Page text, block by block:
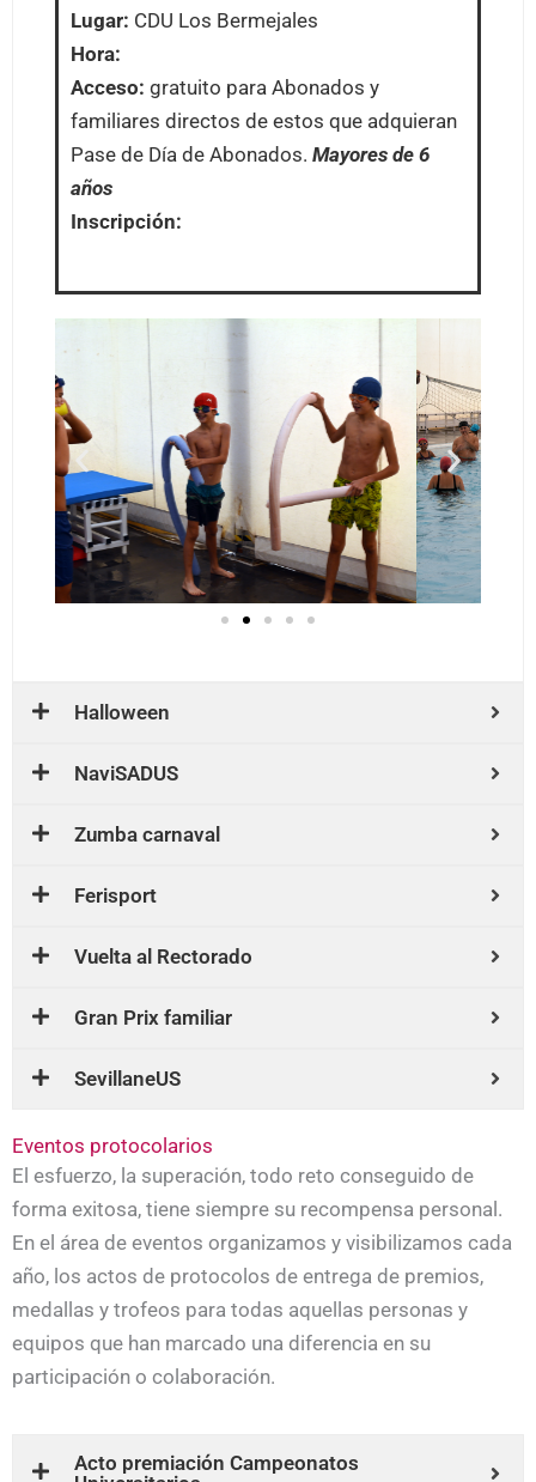
Lugar: CDU Los Bermejales
Hora:
Acceso: gratuito para Abonados y
familiares directos de estos que adquieran
Pase de Día de Abonados. Mayores de 6
años
Inscripción:
Halloween
NaviSADUS
Zumba carnaval
Ferisport
Vuelta al Rectorado
Gran Prix familiar
SevillaneUS
Eventos protocolarios
El esfuerzo, la superación, todo reto conseguido de
forma exitosa, tiene siempre su recompensa personal.
En el área de eventos organizamos y visibilizamos cada
año, los actos de protocolos de entrega de premios,
medallas y trofeos para todas aquellas personas y
equipos que han marcado una diferencia en su
participación o colaboración.
Acto premiación Campeonatos